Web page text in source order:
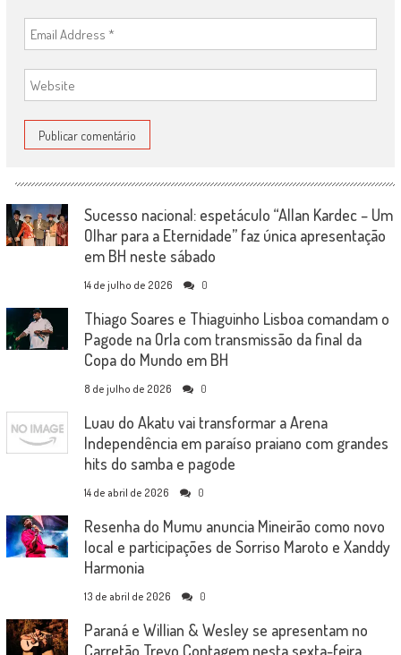
Sucesso nacional: espetáculo “Allan Kardec – Um
Olhar para a Eternidade” faz única apresentação
em BH neste sábado
14 de julho de 2026 0
Thiago Soares e Thiaguinho Lisboa comandam o
Pagode na Orla com transmissão da final da
Copa do Mundo em BH
8 de julho de 2026 0
Luau do Akatu vai transformar a Arena
Independência em paraíso praiano com grandes
hits do samba e pagode
14 de abril de 2026 0
Resenha do Mumu anuncia Mineirão como novo
local e participações de Sorriso Maroto e Xanddy
Harmonia
13 de abril de 2026 0
Paraná e Willian & Wesley se apresentam no
Carretão Trevo Contagem nesta sexta-feira